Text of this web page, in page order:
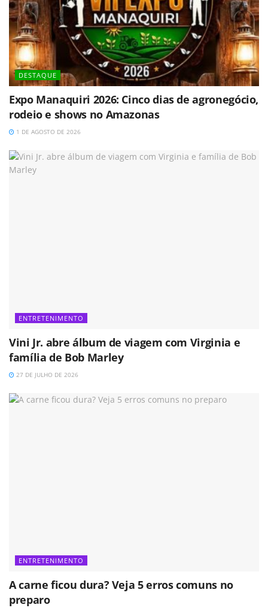
DESTAQUE
Expo Manaquiri 2026: Cinco dias de agronegócio,
rodeio e shows no Amazonas
1 DE AGOSTO DE 2026
ENTRETENIMENTO
Vini Jr. abre álbum de viagem com Virginia e
família de Bob Marley
27 DE JULHO DE 2026
ENTRETENIMENTO
A carne ficou dura? Veja 5 erros comuns no
preparo